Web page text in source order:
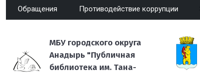
Обращения Противодействие коррупции
МБУ городского округа
Анадырь "Публичная
библиотека им. Тана-